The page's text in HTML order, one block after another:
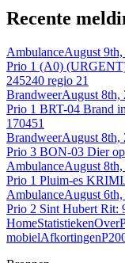
Recente
AmbulanceAugust
Prio 1 (A0)
245240 regio 21
BrandweerAugust 8th,
Prio 1 BRT-04 Brand
170451
BrandweerAugust 8th,
Prio 3 BON-03 Dier op
AmbulanceAugust
Prio 1 Pluim-es
AmbulanceAugust
Prio 2 Sint Hubert Rit:
HomeStatistiekenOver
mobielAfkortingen